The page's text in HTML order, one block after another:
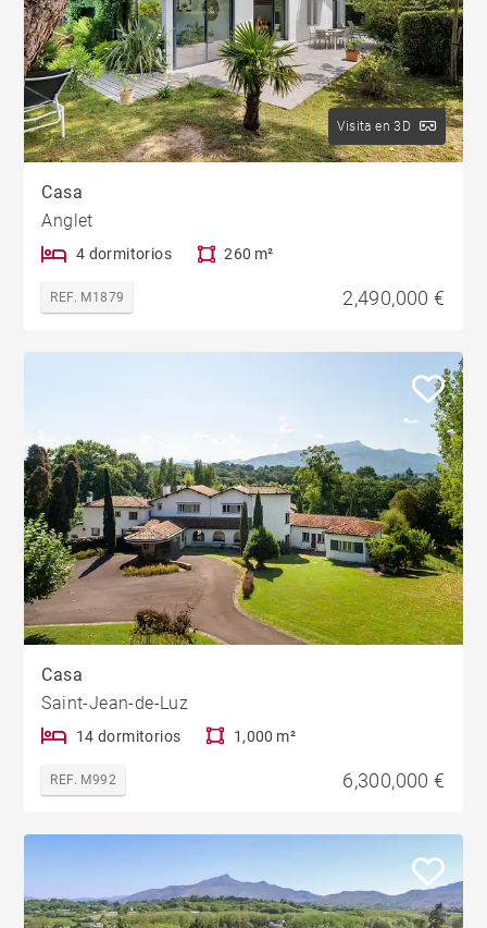
Visita en 3D
Casa
Anglet
4 dormitorios 260 m²
REF. M1879 2,490,000 €
Casa
Saint-Jean-de-Luz
14 dormitorios 1,000 m²
REF. M992 6,300,000 €